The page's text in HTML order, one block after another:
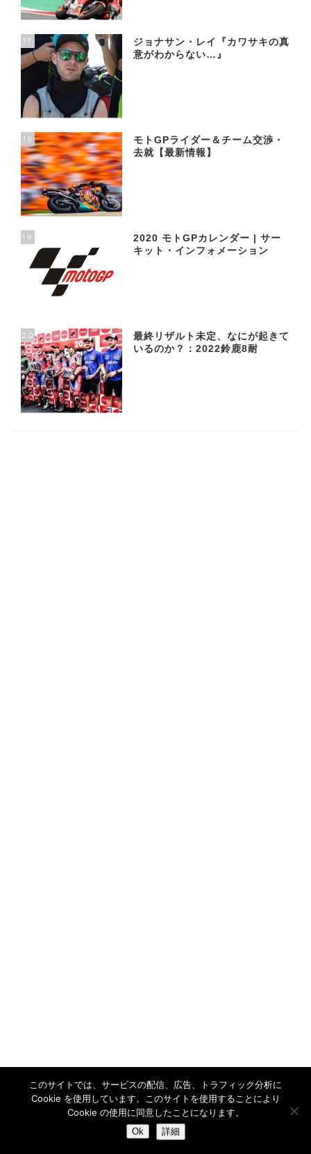
17
ジョナサン・レイ『カワサキの真
意がわからない…』
18
モトGPライダー＆チーム交渉・
去就【最新情報】
19
2020 モトGPカレンダー | サー
キット・インフォメーション
20
最終リザルト未定、なにが起きて
いるのか？：2022鈴鹿8耐
このサイトでは、サービスの配信、広告、トラフィック分析に
Cookie を使用しています。このサイトを使用することにより
Cookie の使用に同意したことになります。
Ok 詳細